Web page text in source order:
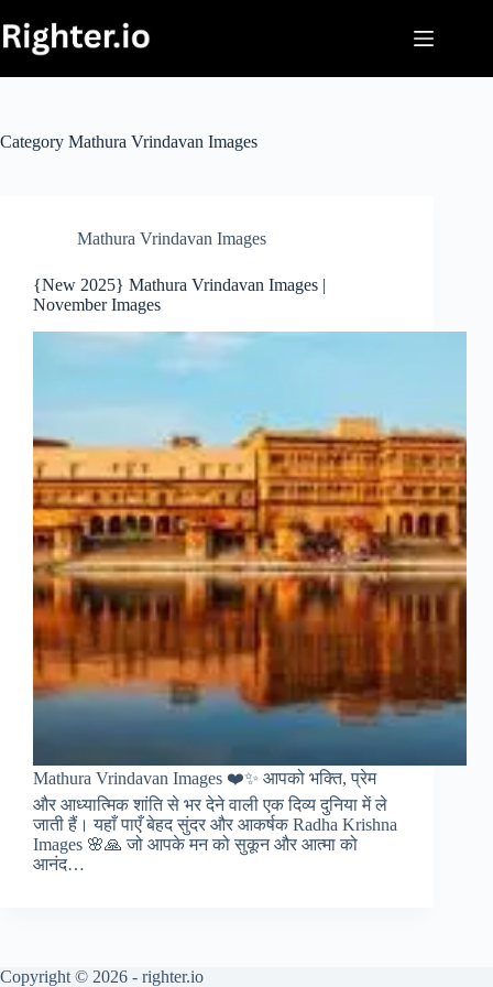
to
content
Category Mathura Vrindavan Images
Mathura Vrindavan Images
{New 2025} Mathura Vrindavan Images |
November Images
Mathura Vrindavan Images ❤️✨ आपको भक्ति, प्रेम
और आध्यात्मिक शांति से भर देने वाली एक दिव्य दुनिया में ले
जाती हैं। यहाँ पाएँ बेहद सुंदर और आकर्षक Radha Krishna
Images 🌸🙏 जो आपके मन को सुकून और आत्मा को
आनंद…
Copyright © 2026 - righter.io